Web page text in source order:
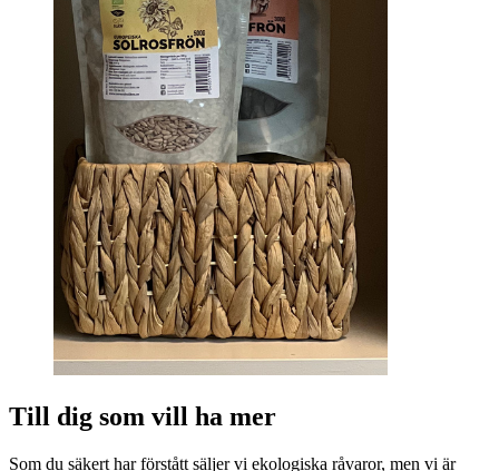
Till dig som vill ha mer
Som du säkert har förstått säljer vi ekologiska råvaror, men vi är